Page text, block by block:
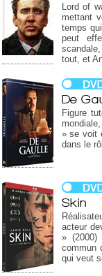
Lord of
mettant
temps
peut
tout, et
De
Figure
» se voit
dans le
Skin
acteur
»
commun
qui veut